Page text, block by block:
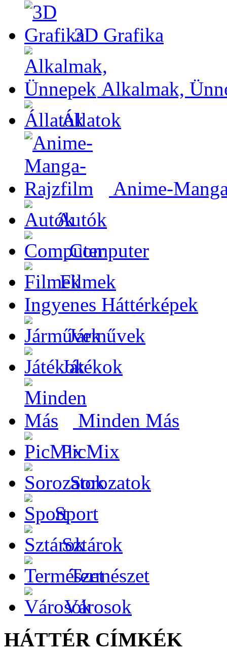
3D Grafika
Alkalmak,
Állatok
Anime-
Autók
Computer
Filmek
Ingyenes Háttérképek
Járművek
Játékok
Minden Más
PicMix
Sorozatok
Sport
Sztárok
Természet
Városok
HÁTTÉR CÍMKÉK